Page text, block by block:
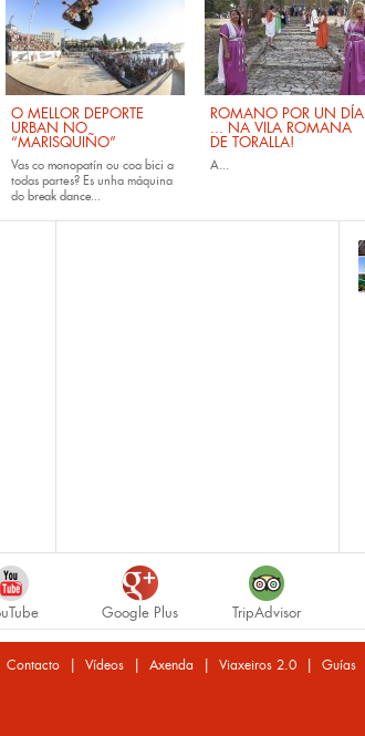
O MELLOR DEPORTE
URBAN NO
“MARISQUIÑO”
Vas co monopatín ou coa bici a
todas partes? Es unha máquina
do break dance...
ROMANO POR UN DÍA
... NA VILA ROMANA
DE TORALLA!
A...
Google Plus TripAdvisor
Contacto | Vídeos | Axenda | Viaxeiros 2.0 | Guías